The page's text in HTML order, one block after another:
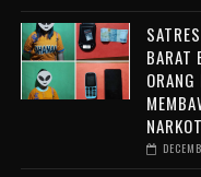
BARAT